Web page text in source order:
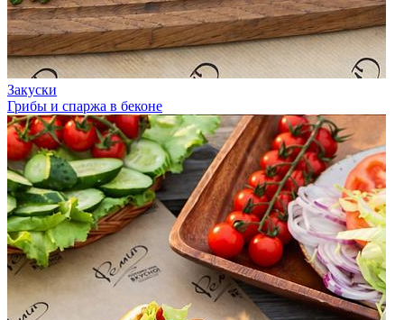
Закуски
Грибы и спаржа в беконе